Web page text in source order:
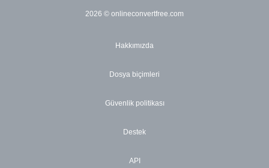
2026 © onlineconvertfree.com
Hakkımızda
Dosya biçimleri
Güvenlik politikası
Destek
API